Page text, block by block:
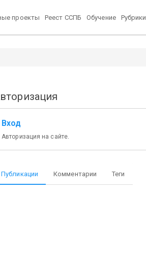
проекты Реест ССПБ Обучение Рубрики
Вход
Авторизация на сайте.
Публикации Комментарии Теги